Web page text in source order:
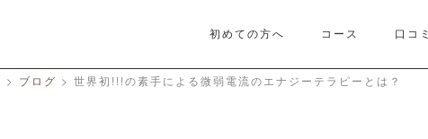
初めての方へ コース 口コミ
> ブログ > 世界初!!!の素手による微弱電流のエナジーテラピーとは？